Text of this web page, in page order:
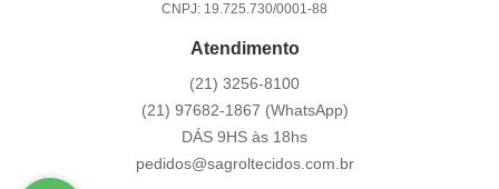
CNPJ: 19.725.730/0001-88
Atendimento
(21) 3256-8100
(21) 97682-1867 (WhatsApp)
DÁS 9HS às 18hs
pedidos@sagroltecidos.com.br